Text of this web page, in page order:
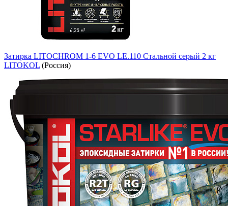
Затирка LITOCHROM 1-6 EVO LE.110 Стальной серый 2 кг
LITOKOL (Россия)